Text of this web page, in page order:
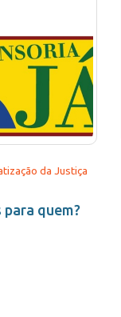
da Justiça
quem?